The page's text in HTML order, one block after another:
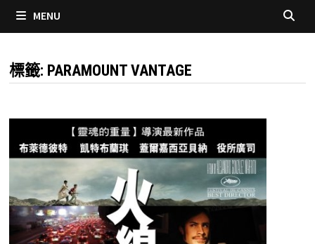
MENU
標籤: PARAMOUNT VANTAGE